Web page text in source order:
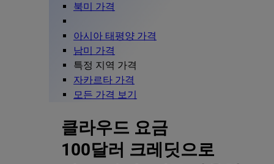
북미 가격
아시아 태평양 가격
남미 가격
특정 지역 가격
자카르타 가격
모든 가격 보기
클라우드 요금
100달러 크레딧으로